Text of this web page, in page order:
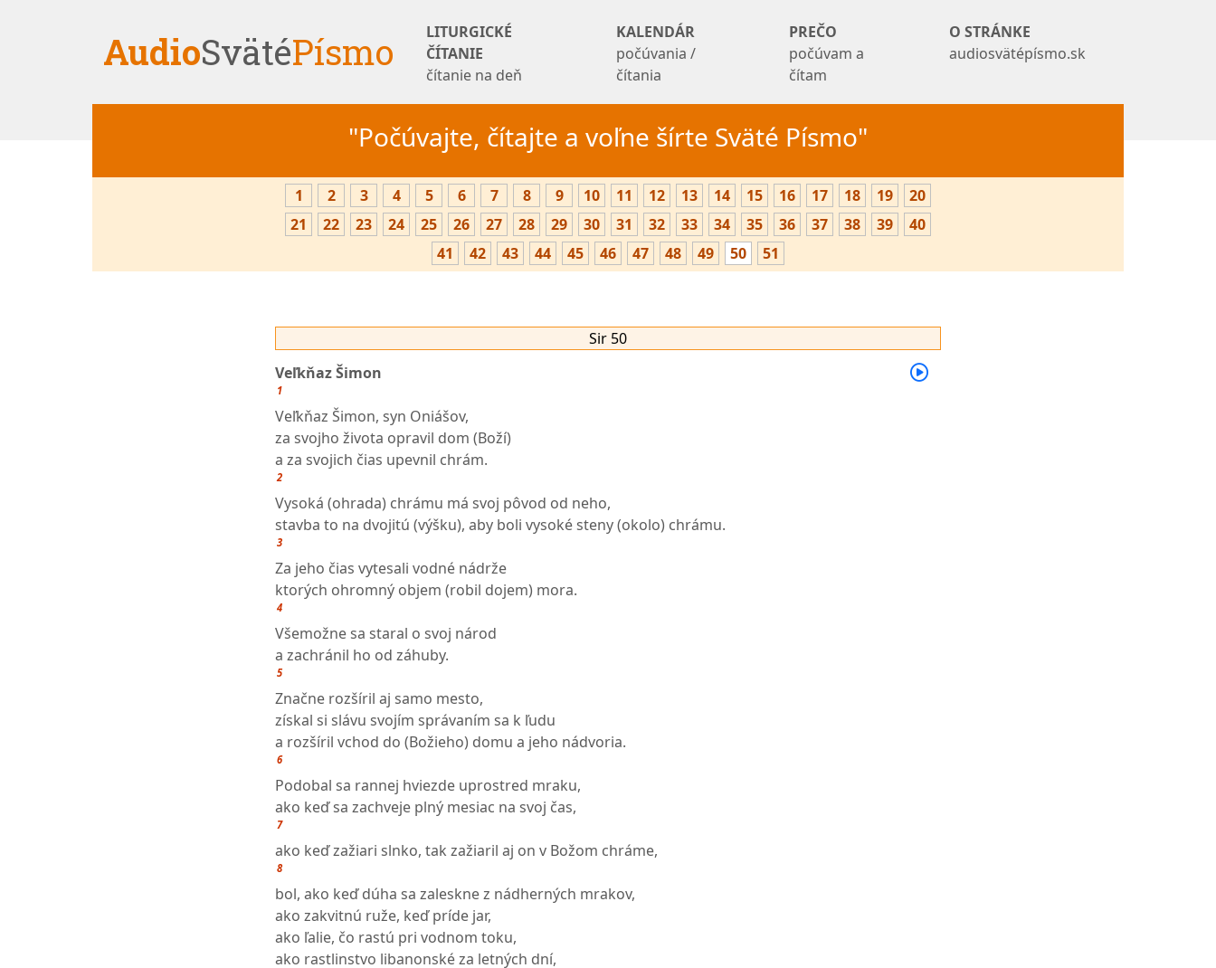
AudioSvätéPísmo
LITURGICKÉ
ČÍTANIE
čítanie na deň
KALENDÁR
počúvania /
čítania
PREČO
počúvam a
čítam
O STRÁNKE
audiosvätépísmo.sk
"Počúvajte, čítajte a voľne šírte Sväté Písmo"
1 2 3 4 5 6 7 8 9 10 11 12 13 14 15 16 17 18 19
20
21
22 23 24 25 26 27 28 29 30 31 32 33 34 35 36 37 38 39
40
41
42 43 44 45 46 47 48 49 50 51
Sir 50
Veľkňaz Šimon
1
Veľkňaz Šimon, syn Oniášov,
za svojho života opravil dom (Boží)
a za svojich čias upevnil chrám.
2
Vysoká (ohrada) chrámu má svoj pôvod od neho,
stavba to na dvojitú (výšku), aby boli vysoké steny (okolo) chrámu.
3
Za jeho čias vytesali vodné nádrže
ktorých ohromný objem (robil dojem) mora.
4
Všemožne sa staral o svoj národ
a zachránil ho od záhuby.
5
Značne rozšíril aj samo mesto,
získal si slávu svojím správaním sa k ľudu
a rozšíril vchod do (Božieho) domu a jeho nádvoria.
6
Podobal sa rannej hviezde uprostred mraku,
ako keď sa zachveje plný mesiac na svoj čas,
7
ako keď zažiari slnko, tak zažiaril aj on v Božom chráme,
8
bol, ako keď dúha sa zaleskne z nádherných mrakov,
ako zakvitnú ruže, keď príde jar,
ako ľalie, čo rastú pri vodnom toku,
ako rastlinstvo libanonské za letných dní,